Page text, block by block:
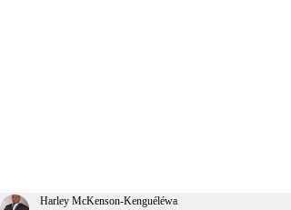
Harley McKenson-Kenguéléwa